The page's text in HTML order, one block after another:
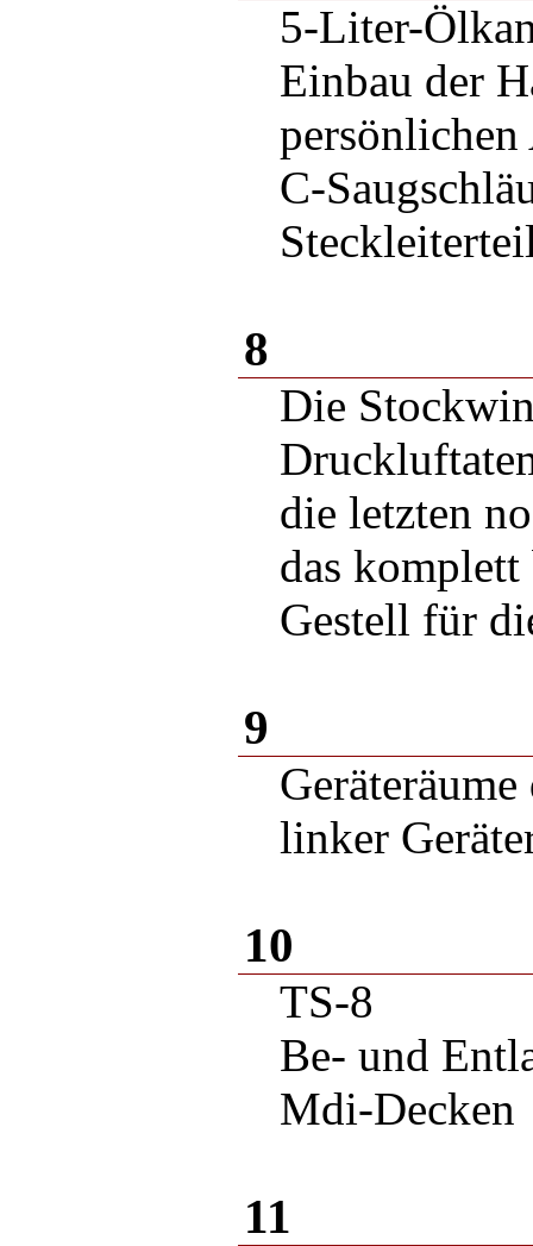
5-Liter-
Einbau der
C-
8
Die
die letzten
das komplett
Gestell für
9
linker
10
TS-8
Be- und
Mdi-Decken
11